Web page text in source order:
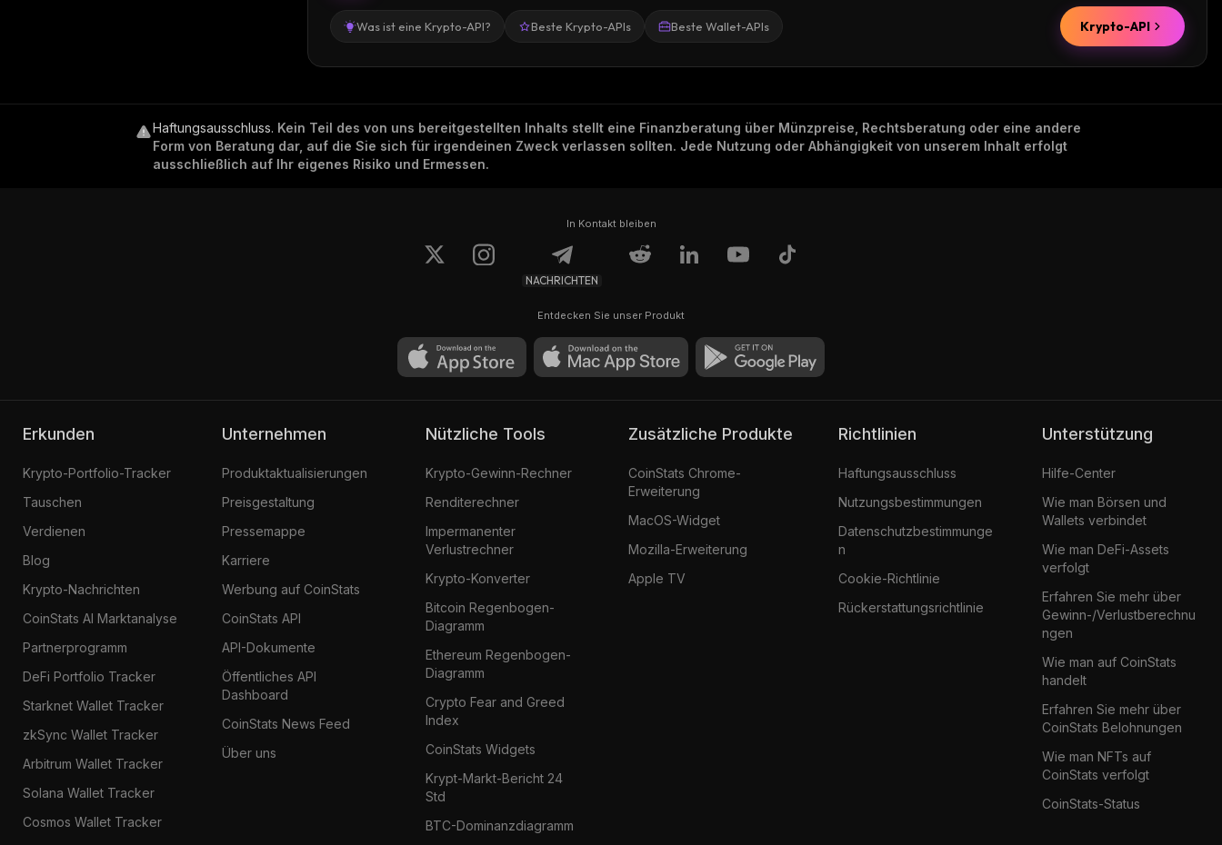
Was ist eine Krypto-API? Beste Krypto-APIs Beste Wallet-APIs Krypto-API
Haftungsausschluss. Kein Teil des von uns bereitgestellten Inhalts stellt eine Finanzberatung über Münzpreise, Rechtsberatung oder eine andere
Form von Beratung dar, auf die Sie sich für irgendeinen Zweck verlassen sollten. Jede Nutzung oder Abhängigkeit von unserem Inhalt erfolgt
ausschließlich auf Ihr eigenes Risiko und Ermessen.
In Kontakt bleiben
NACHRICHTEN
Entdecken Sie unser Produkt
Erkunden
Krypto-Portfolio-Tracker
Tauschen
Verdienen
Blog
Krypto-Nachrichten
CoinStats AI Marktanalyse
Partnerprogramm
DeFi Portfolio Tracker
Starknet Wallet Tracker
zkSync Wallet Tracker
Arbitrum Wallet Tracker
Solana Wallet Tracker
Cosmos Wallet Tracker
Unternehmen
Produktaktualisierungen
Preisgestaltung
Pressemappe
Karriere
Werbung auf CoinStats
CoinStats API
API-Dokumente
Öffentliches API
Dashboard
CoinStats News Feed
Über uns
Nützliche Tools
Krypto-Gewinn-Rechner
Renditerechner
Impermanenter
Verlustrechner
Krypto-Konverter
Bitcoin Regenbogen-
Diagramm
Ethereum Regenbogen-
Diagramm
Crypto Fear and Greed
Index
CoinStats Widgets
Krypt-Markt-Bericht 24
Std
BTC-Dominanzdiagramm
Zusätzliche Produkte
CoinStats Chrome-
Erweiterung
MacOS-Widget
Mozilla-Erweiterung
Apple TV
Richtlinien
Haftungsausschluss
Nutzungsbestimmungen
Datenschutzbestimmunge
n
Cookie-Richtlinie
Rückerstattungsrichtlinie
Unterstützung
Hilfe-Center
Wie man Börsen und
Wallets verbindet
Wie man DeFi-Assets
verfolgt
Erfahren Sie mehr über
Gewinn-/Verlustberechnu
ngen
Wie man auf CoinStats
handelt
Erfahren Sie mehr über
CoinStats Belohnungen
Wie man NFTs auf
CoinStats verfolgt
CoinStats-Status